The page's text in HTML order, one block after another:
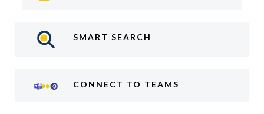
SMART SEARCH
CONNECT TO TEAMS